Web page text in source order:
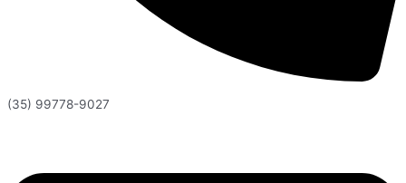
(35) 99778-9027